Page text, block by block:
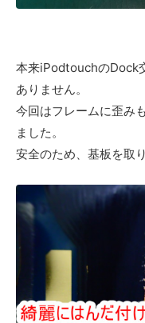
本来iPodtouchのDock
ありません。
今回はフレームに歪み
ました。
安全のため、基板を取